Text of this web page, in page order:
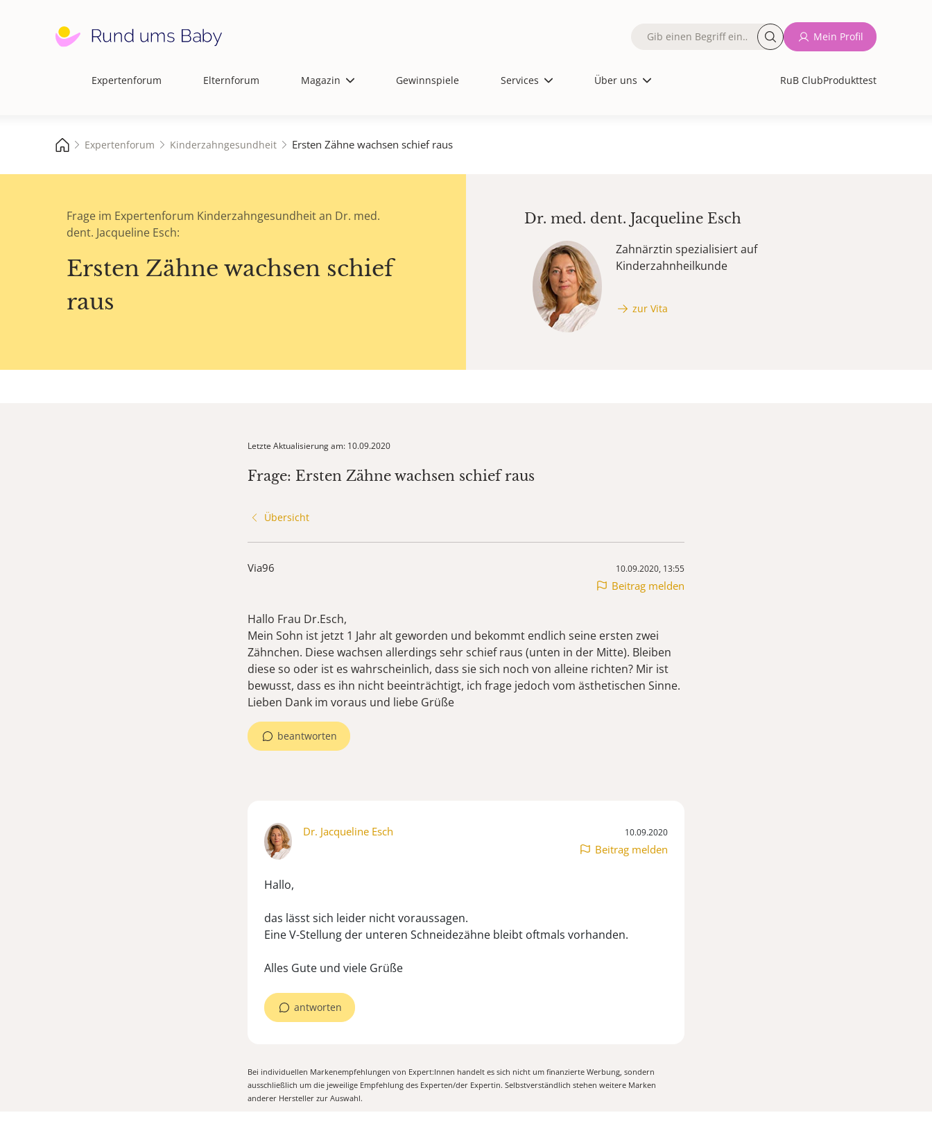
Hauptnavigation
Expertenforum Elternforum Magazin Gewinnspiele Services Über uns RuB ClubProdukttest
Fulltext
Mein Profil
Expertenforum Kinderzahngesundheit Ersten Zähne wachsen schief raus
Frage im Expertenforum Kinderzahngesundheit an Dr. med.
dent. Jacqueline Esch:
Ersten Zähne wachsen schief
raus
Dr. med. dent. Jacqueline Esch
Zahnärztin spezialisiert auf
Kinderzahnheilkunde
zur Vita
Letzte Aktualisierung am: 10.09.2020
Frage: Ersten Zähne wachsen schief raus
Übersicht
Via96 10.09.2020, 13:55
Beitrag melden
Hallo Frau Dr.Esch,
Mein Sohn ist jetzt 1 Jahr alt geworden und bekommt endlich seine ersten zwei
Zähnchen. Diese wachsen allerdings sehr schief raus (unten in der Mitte). Bleiben
diese so oder ist es wahrscheinlich, dass sie sich noch von alleine richten? Mir ist
bewusst, dass es ihn nicht beeinträchtigt, ich frage jedoch vom ästhetischen Sinne.
Lieben Dank im voraus und liebe Grüße
beantworten
Dr. Jacqueline Esch 10.09.2020
Beitrag melden
Hallo,
das lässt sich leider nicht voraussagen.
Eine V-Stellung der unteren Schneidezähne bleibt oftmals vorhanden.
Alles Gute und viele Grüße
antworten
Bei individuellen Markenempfehlungen von Expert:Innen handelt es sich nicht um finanzierte Werbung, sondern
ausschließlich um die jeweilige Empfehlung des Experten/der Expertin. Selbstverständlich stehen weitere Marken
anderer Hersteller zur Auswahl.